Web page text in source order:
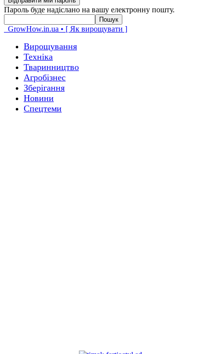
Пароль буде надіслано на вашу електронну пошту.
GrowHow.in.ua • [ Як вирощувати ]
Вирощування
Техніка
Тваринництво
Агробізнес
Зберігання
Новини
Спецтеми